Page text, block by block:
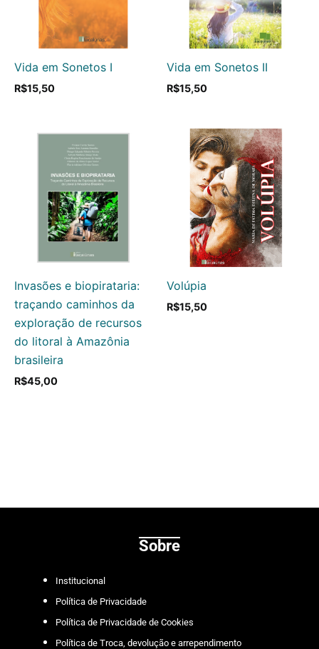
Vida em Sonetos I
R$15,50
Vida em Sonetos II
R$15,50
Invasões e biopirataria:
traçando caminhos da
exploração de recursos
do litoral à Amazônia
brasileira
R$45,00
Volúpia
R$15,50
Sobre
Institucional
Política de Privacidade
Política de Privacidade de Cookies
Política de Troca, devolução e arrependimento